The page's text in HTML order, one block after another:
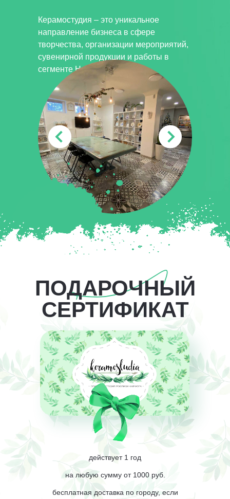
Керамостудия – это уникальное
направление бизнеса в сфере
творчества, организации мероприятий,
сувенирной продукции и работы в
сегменте HoReCa.
ПОДАРОЧНЫЙ
СЕРТИФИКАТ
действует 1 год
на любую сумму от 1000 руб.
бесплатная доставка по городу, если